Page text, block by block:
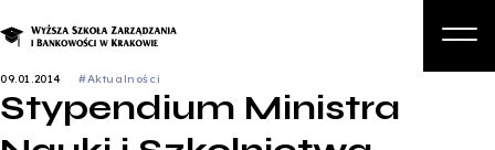
09.01.2014 #Aktualności
Stypendium Ministra